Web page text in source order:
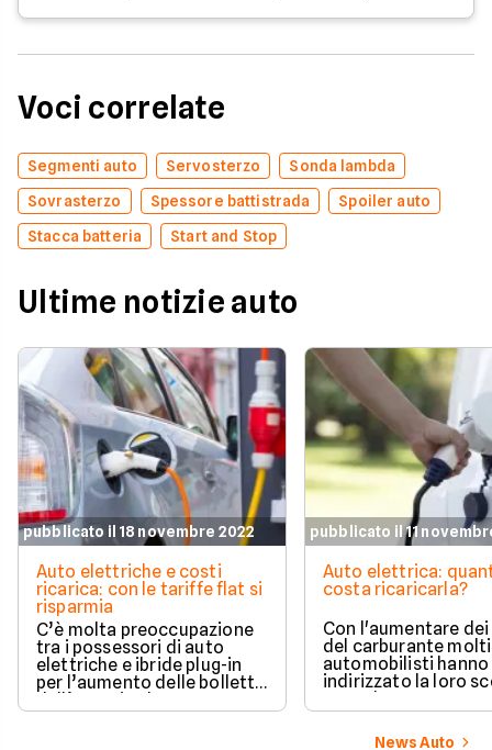
Voci correlate
Segmenti auto Servosterzo
Sonda lambda
Sovrasterzo
Spessore battistrada
Spoiler auto
Stacca batteria
Start and Stop
Ultime notizie auto
pubblicato il 18 novembre 2022
Auto elettriche e costi
ricarica: con le tariffe flat si
risparmia
C’è molta preoccupazione
tra i possessori di auto
elettriche e ibride plug-in
per l’aumento delle bollette
dell’energia che
inevitabilmente ricade sui
pubblicato il 11
Auto elettrica:
costa ricaricarla?
Con l'aumentare
del carburante molti
automobilisti hanno
indirizzato la loro
verso le auto a zero
emissioni, ma
anche il caro
News Auto